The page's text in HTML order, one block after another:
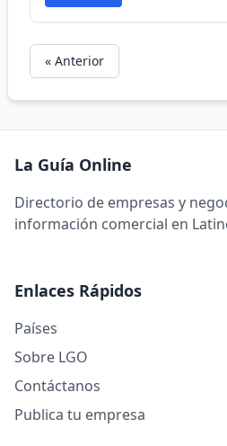
« Anterior
La Guía Online
Directorio de empresas y
información comercial en
Enlaces Rápidos
Países
Sobre LGO
Contáctanos
Publica tu empresa